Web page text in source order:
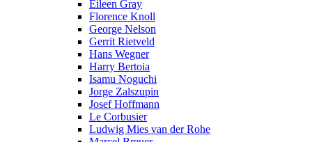
Eileen Gray
Florence Knoll
George Nelson
Gerrit Rietveld
Hans Wegner
Harry Bertoia
Isamu Noguchi
Jorge Zalszupin
Josef Hoffmann
Le Corbusier
Ludwig Mies van der Rohe